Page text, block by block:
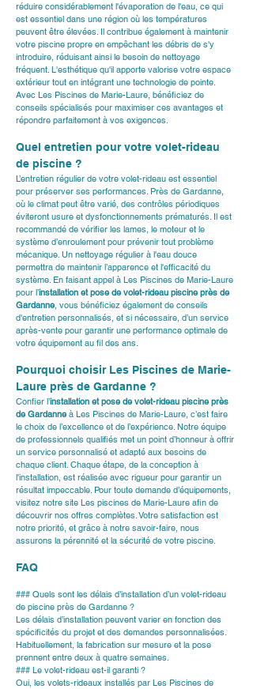
réduire considérablement l'évaporation de l'eau, ce qui
est essentiel dans une région où les températures
peuvent être élevées. Il contribue également à maintenir
votre piscine propre en empêchant les débris de s'y
introduire, réduisant ainsi le besoin de nettoyage
fréquent. L'esthétique qu'il apporte valorise votre espace
extérieur tout en intégrant une technologie de pointe.
Avec Les Piscines de Marie-Laure, bénéficiez de
conseils spécialisés pour maximiser ces avantages et
répondre parfaitement à vos exigences.
Quel entretien pour votre volet-rideau
de piscine ?
L’entretien régulier de votre volet-rideau est essentiel
pour préserver ses performances. Près de Gardanne,
où le climat peut être varié, des contrôles périodiques
éviteront usure et dysfonctionnements prématurés. Il est
recommandé de vérifier les lames, le moteur et le
système d’enroulement pour prévenir tout problème
mécanique. Un nettoyage régulier à l'eau douce
permettra de maintenir l’apparence et l'efficacité du
système. En faisant appel à Les Piscines de Marie-Laure
pour l’installation et pose de volet-rideau piscine près de
Gardanne, vous bénéficiez également de conseils
d'entretien personnalisés, et si nécessaire, d’un service
après-vente pour garantir une performance optimale de
votre équipement au fil des ans.
Pourquoi choisir Les Piscines de Marie-
Laure près de Gardanne ?
Confier l’installation et pose de volet-rideau piscine près
de Gardanne à Les Piscines de Marie-Laure, c’est faire
le choix de l’excellence et de l’expérience. Notre équipe
de professionnels qualifiés met un point d’honneur à offrir
un service personnalisé et adapté aux besoins de
chaque client. Chaque étape, de la conception à
l'installation, est réalisée avec rigueur pour garantir un
résultat impeccable. Pour toute demande d’équipements,
visitez notre site Les piscines de Marie-Laure afin de
découvrir nos offres complètes. Votre satisfaction est
notre priorité, et grâce à notre savoir-faire, nous
assurons la pérennité et la sécurité de votre piscine.
FAQ
### Quels sont les délais d’installation d’un volet-rideau
de piscine près de Gardanne ?
Les délais d’installation peuvent varier en fonction des
spécificités du projet et des demandes personnalisées.
Habituellement, la fabrication sur mesure et la pose
prennent entre deux à quatre semaines.
### Le volet-rideau est-il garanti ?
Oui, les volets-rideaux installés par Les Piscines de